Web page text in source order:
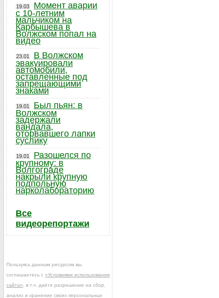
19.03
Момент аварии
с 10-летним
мальчиком на
Карбышева в
Волжском попал на
видео
23.01
В Волжском
эвакуировали
автомобили,
оставленные под
запрещающими
знаками
19.01
Был пьян: в
Волжском
задержали
вандала,
оторвавшего лапки
суслику
19.01
Разошелся по
крупному: в
Волгограде
накрыли крупную
подпольную
нарколабораторию
Все
видеорепортажи
Пользуясь данным ресурсом вы
соглашаетесь с «Условиями использования
сайта» , в т.ч. даёте разрешение на сбор,
анализ и хранение своих персональных